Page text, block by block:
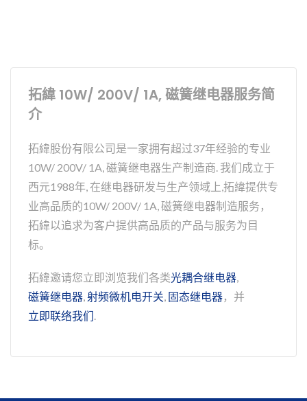
拓緯 10W/ 200V/ 1A, 磁簧继电器服务简
介
拓緯股份有限公司是一家拥有超过37年经验的专业
10W/ 200V/ 1A, 磁簧继电器生产制造商. 我们成立于
西元1988年, 在继电器研发与生产领域上,拓緯提供专
业高品质的10W/ 200V/ 1A, 磁簧继电器制造服务，
拓緯以追求为客户提供高品质的产品与服务为目
标。
拓緯邀请您立即浏览我们各类光耦合继电器,
磁簧继电器,射频微机电开关, 固态继电器，并
立即联络我们.